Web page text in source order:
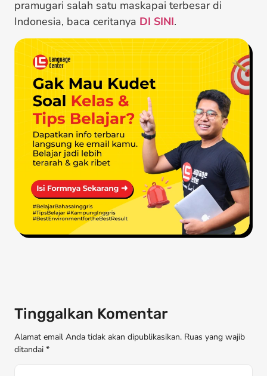
pramugari salah satu maskapai terbesar di
Indonesia, baca ceritanya DI SINI.
Tinggalkan Komentar
Alamat email Anda tidak akan dipublikasikan. Ruas yang wajib
ditandai *